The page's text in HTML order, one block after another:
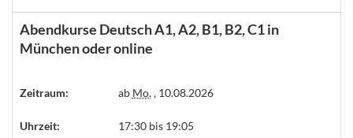
Abendkurse Deutsch A1, A2, B1, B2, C1 in
München oder online
Zeitraum: ab Mo., 10.08.2026
Uhrzeit: 17:30 bis 19:05